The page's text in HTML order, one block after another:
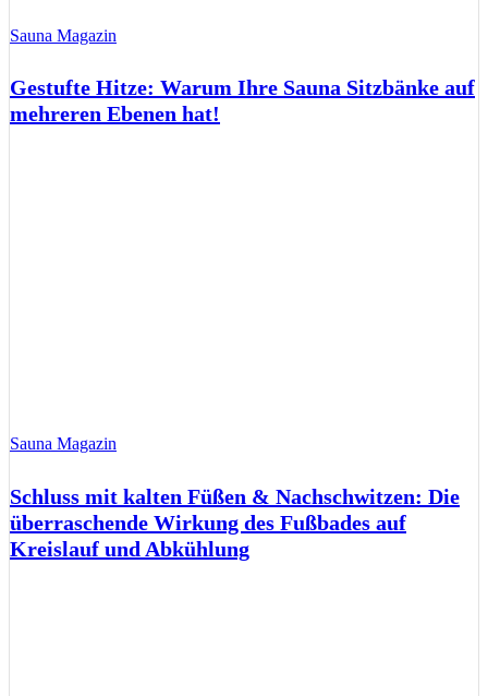
Sauna Magazin
Gestufte Hitze: Warum Ihre Sauna Sitzbänke auf
mehreren Ebenen hat!
Sauna Magazin
Schluss mit kalten Füßen & Nachschwitzen: Die
überraschende Wirkung des Fußbades auf
Kreislauf und Abkühlung